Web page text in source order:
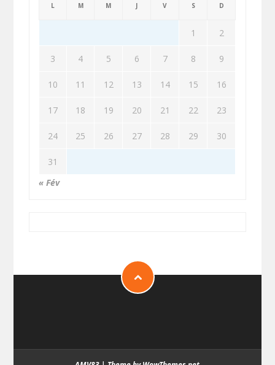
L M M J V S D
1 2
3 4 5 6 7 8 9
10 11 12 13 14 15 16
17 18 19 20 21 22 23
24 25 26 27 28 29 30
31
« Fév